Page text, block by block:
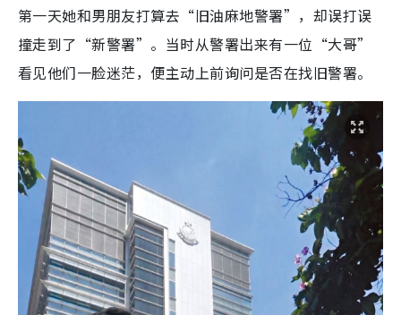
第一天她和男朋友打算去“旧油麻地警署”，却误打误
撞走到了“新警署”。当时从警署出来有一位“大哥”
看见他们一脸迷茫，便主动上前询问是否在找旧警署。